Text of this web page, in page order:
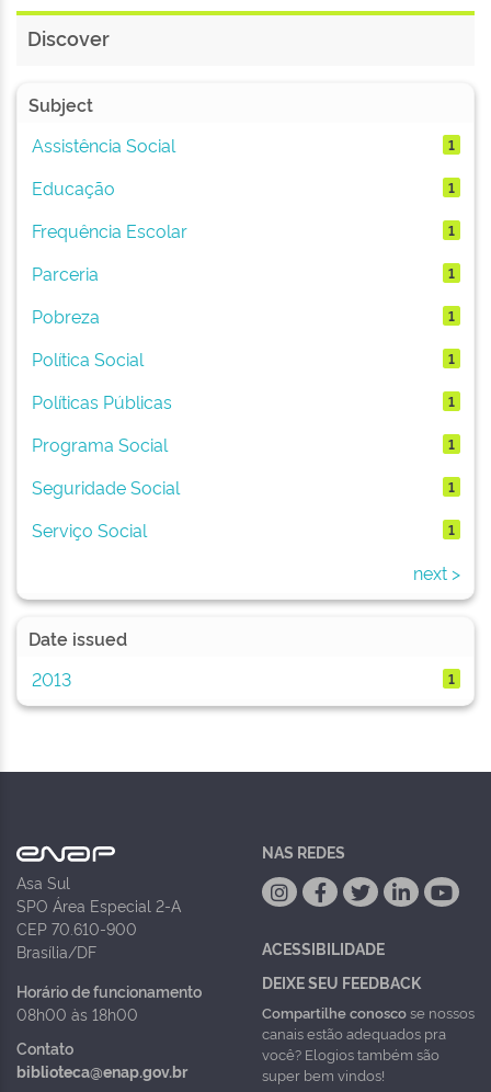
Discover
Subject
Assistência Social
1
Educação 1
Frequência Escolar 1
Parceria 1
Pobreza 1
Política Social 1
Políticas Públicas 1
Programa Social 1
Seguridade Social 1
Serviço Social 1
next >
Date issued
2013
1
Asa Sul
SPO Área Especial 2-A
CEP 70.610-900
Brasília/DF
Horário de funcionamento
08h00 às 18h00
Contato
biblioteca@enap.gov.br
NAS REDES
ACESSIBILIDADE
DEIXE SEU FEEDBACK
Compartilhe conoscose nossos
canais estão adequados pra
você? Elogios também são
super bem vindos!